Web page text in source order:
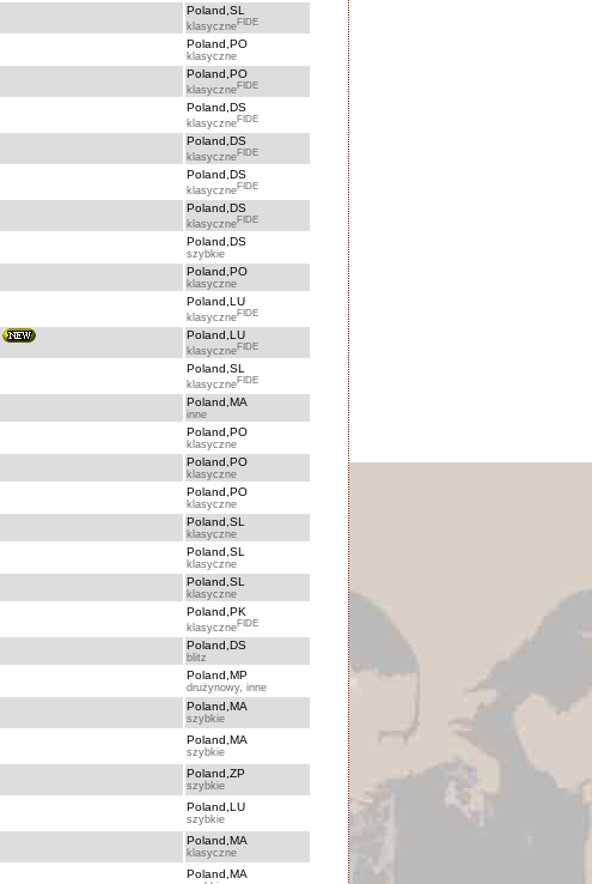
Poland,SL
klasyczneFIDE
Poland,PO
klasyczne
Poland,PO
klasyczneFIDE
Poland,DS
klasyczneFIDE
Poland,DS
klasyczneFIDE
Poland,DS
klasyczneFIDE
Poland,DS
klasyczneFIDE
Poland,DS
szybkie
Poland,PO
klasyczne
Poland,LU
klasyczneFIDE
Poland,LU
klasyczneFIDE
Poland,SL
klasyczneFIDE
Poland,MA
inne
Poland,PO
klasyczne
Poland,PO
klasyczne
Poland,PO
klasyczne
Poland,SL
klasyczne
Poland,SL
klasyczne
Poland,SL
klasyczne
Poland,PK
klasyczneFIDE
Poland,DS
blitz
Poland,MP
drużynowy, inne
Poland,MA
szybkie
Poland,MA
szybkie
Poland,ZP
szybkie
Poland,LU
szybkie
Poland,MA
klasyczne
Poland,MA